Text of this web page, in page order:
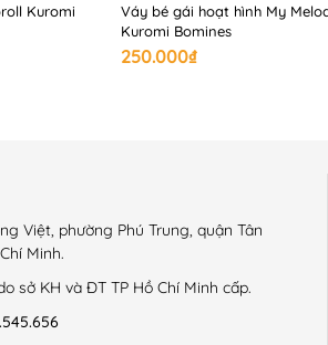
Kuromi
Váy bé gái hoạt hình My
Kuromi Bomines
250.000₫
Việt, phường Phú Trung, quận Tân
Minh.
sở KH và ĐT TP Hồ Chí Minh cấp.